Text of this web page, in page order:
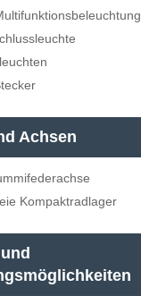
Achsen
Kompaktradlager